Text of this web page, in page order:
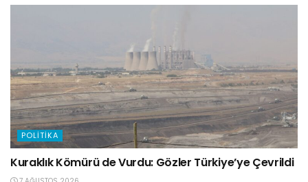
POLITIKA
Kuraklık Kömürü de Vurdu: Gözler Türkiye’ye Çevrildi